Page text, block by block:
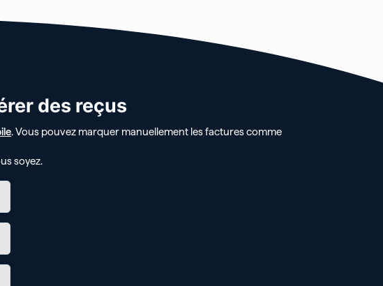
des reçus
. Vous pouvez marquer manuellement les factures comme
soyez.